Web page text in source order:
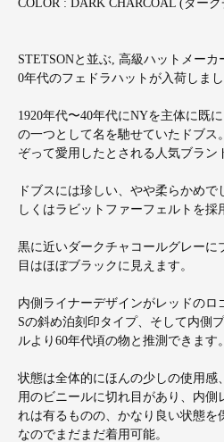
COLOR : DARK CHARCOAL (ダー
STETSONと並ぶ, 高級ハットメー
0年代のフェドラハットが入荷しまし
1920年代〜40年代にNYを主体に既
の一つとして名を馳せていたドブス
ぞって愛用したとされる人気ブラン
ドブスには珍しい、やや柔らかめ
しくはラビットファーフェルトを採
黒に近いダークチャコールグレーに
目はほぼブラックに見えます。
内側ライナーデザインがレッドのロ
Sの斜め泊刻印タイプ、そして内側
ルより60年代頃の物と推測できます。
状態は全体的にほんの少しの使用感
用のビニールに切れ目があり、内
れは有るものの、かなり良い状態を
なのでまだまだ着用可能。